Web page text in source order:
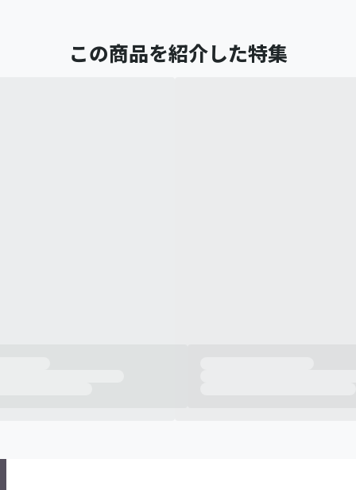
この商品を紹介した特集